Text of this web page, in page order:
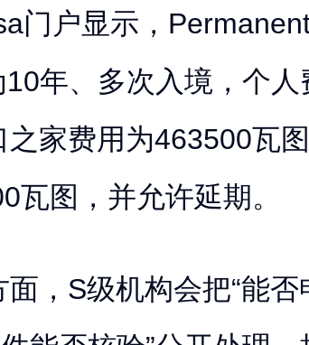
门户显示，
年、多次入境，个
之家费用为463500瓦
瓦图，并允许延期。
，S级机构会把“能否